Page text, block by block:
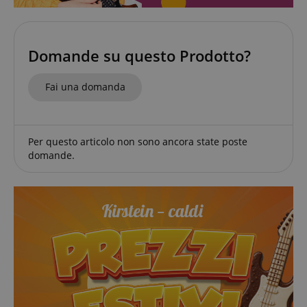
Domande su questo Prodotto?
Fai una domanda
Per questo articolo non sono ancora state poste
domande.
sid
FPGSID .kirstein.it